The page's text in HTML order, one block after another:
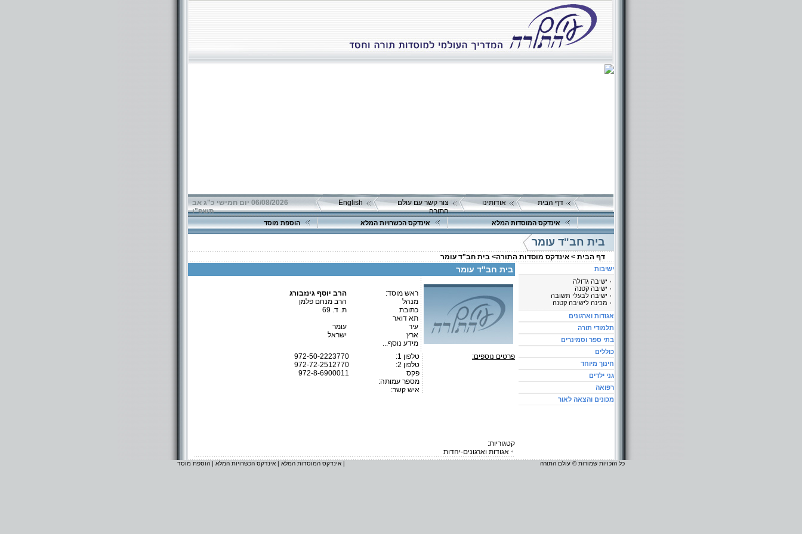
דף הבית אודותינו
צור קשר עם עולם
התורה
English
06/08/2026 יום חמישי כ"ג אב
תשפ"ו
אינדקס המוסדות המלא אינדקס הכשרויות המלא הוספת מוסד
בית חב"ד עומר
דף הבית > אינדקס מוסדות התורה> בית חב"ד עומר
בית חב"ד עומר
ראש מוסד:
הרב יוסף גינזבורג
מנהל
הרב מנחם פלמן
כתובת
ת. ד. 69
תא דואר
עיר
עומר
ארץ
ישראל
מידע נוסף...
פרטים נוספים:
טלפון 1:
טלפון 2:
פקס
מספר עמותה:
איש קשר:
972-50-2223770
972-72-2512770
972-8-6900011
קטגוריות:
אגודות וארגונים-יהדות
ישיבות
ישיבה גדולה
ישיבה קטנה
ישיבה לבעלי תשובה
מכינה לישיבה קטנה
אגודות וארגונים
תלמודי תורה
בתי ספר וסמינרים
כוללים
חינוך מיוחד
גני ילדים
רפואה
מכונים והצאה לאור
כל הזכויות שמורות © עולם התורה אינדקס המוסדות המלא | אינדקס הכשרויות המלא | הוספת מוסד |